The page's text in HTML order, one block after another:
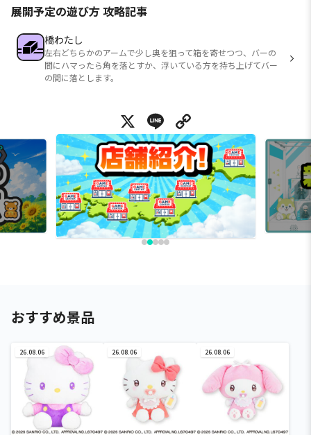
展開予定の遊び方 攻略記事
橋わたし
左右どちらかのアームで少し奥を狙って箱を寄せつつ、バーの
間にハマったら角を落とすか、浮いている方を持ち上げてバー
の間に落とします。
X Line
おすすめ景品
26.08.06 26.08.06 26.08.06